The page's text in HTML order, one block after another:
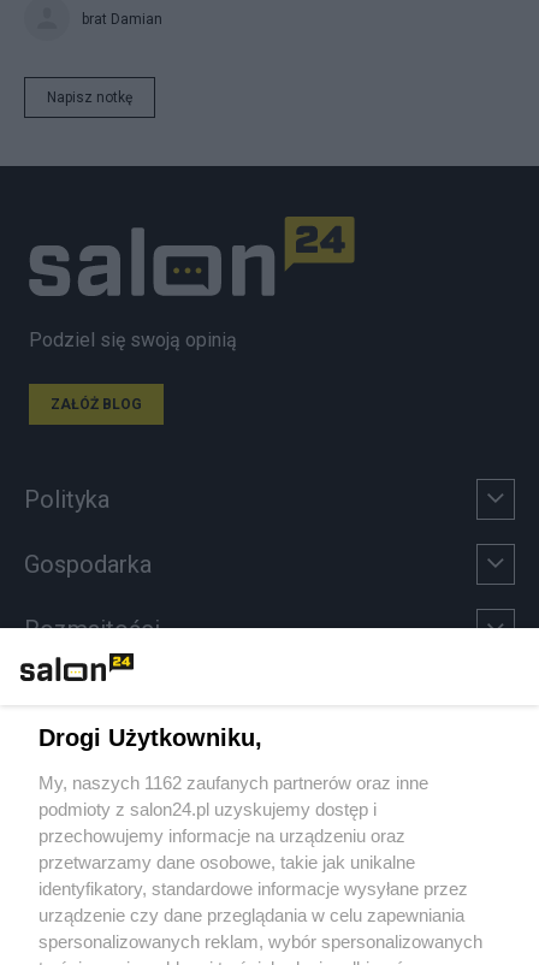
brat Damian
Napisz notkę
Podziel się swoją opinią
ZAŁÓŻ BLOG
Polityka
Gospodarka
Rozmaitości
Sport
Społeczeństwo
Kultura
Drogi Użytkowniku,
My, naszych 1162 zaufanych partnerów oraz inne
podmioty z salon24.pl uzyskujemy dostęp i
przechowujemy informacje na urządzeniu oraz
przetwarzamy dane osobowe, takie jak unikalne
identyfikatory, standardowe informacje wysyłane przez
urządzenie czy dane przeglądania w celu zapewniania
spersonalizowanych reklam, wybór spersonalizowanych